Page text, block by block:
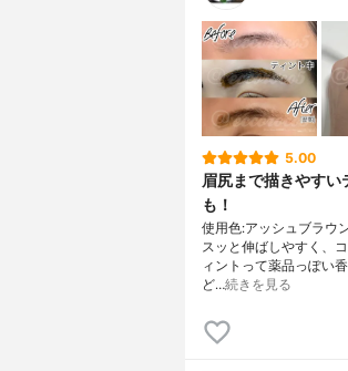
5.00
眉尻まで描きやす
も！
使用色:アッシュブラウ
スッと伸ばしやすく、
ィントって薬品っぽい
ど…続きを見る